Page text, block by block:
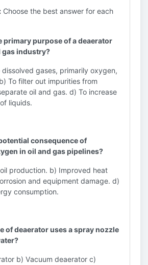
Choose the best answer for each
primary purpose of a deaerator
gas industry?
dissolved gases, primarily oxygen,
To filter out impurities from
oil and gas. d) To increase
liquids.
consequence of
in oil and gas pipelines?
production. b) Improved heat
and equipment damage. d)
consumption.
of deaerator uses a spray nozzle
b) Vacuum deaerator c)